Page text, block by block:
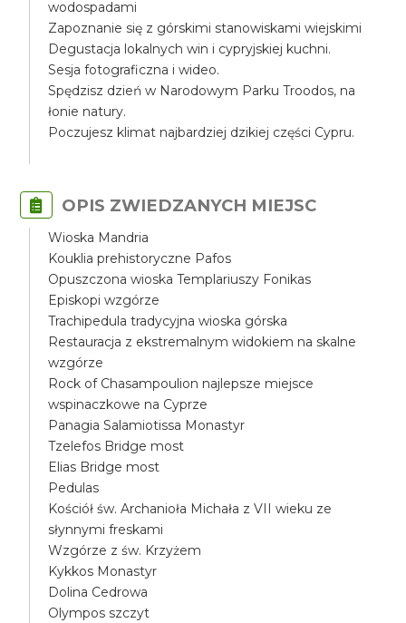
wodospadami
Zapoznanie się z górskimi stanowiskami wiejskimi
Degustacja lokalnych win i cypryjskiej kuchni.
Sesja fotograficzna i wideo.
Spędzisz dzień w Narodowym Parku Troodos, na
łonie natury.
Poczujesz klimat najbardziej dzikiej części Cypru.
OPIS ZWIEDZANYCH MIEJSC
Wioska Mandria
Kouklia prehistoryczne Pafos
Opuszczona wioska Templariuszy Fonikas
Episkopi wzgórze
Trachipedula tradycyjna wioska górska
Restauracja z ekstremalnym widokiem na skalne
wzgórze
Rock of Chasampoulion najlepsze miejsce
wspinaczkowe na Cyprze
Panagia Salamiotissa Monastyr
Tzelefos Bridge most
Elias Bridge most
Pedulas
Kościół św. Archanioła Michała z VII wieku ze
słynnymi freskami
Wzgórze z św. Krzyżem
Kykkos Monastyr
Dolina Cedrowa
Olympos szczyt